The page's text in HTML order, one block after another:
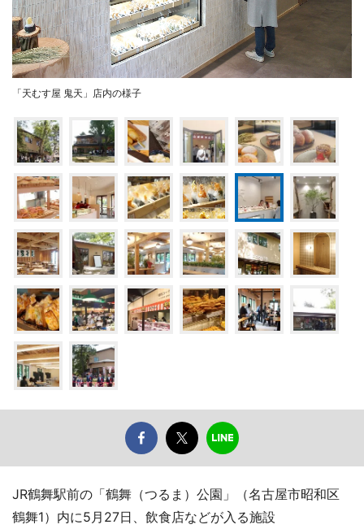
「天むす屋 鬼天」店内の様子
JR鶴舞駅前の「鶴舞（つるま）公園」（名古屋市昭和区
鶴舞1）内に5月27日、飲食店などが入る施設